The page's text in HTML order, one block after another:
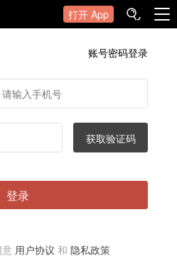
打开 App
账号密码登录
获取验证码
登录
用户协议 和 隐私政策